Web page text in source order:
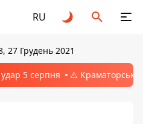
RU
27 Грудень 2021
5 серпня ⚠️ Краматорськ,